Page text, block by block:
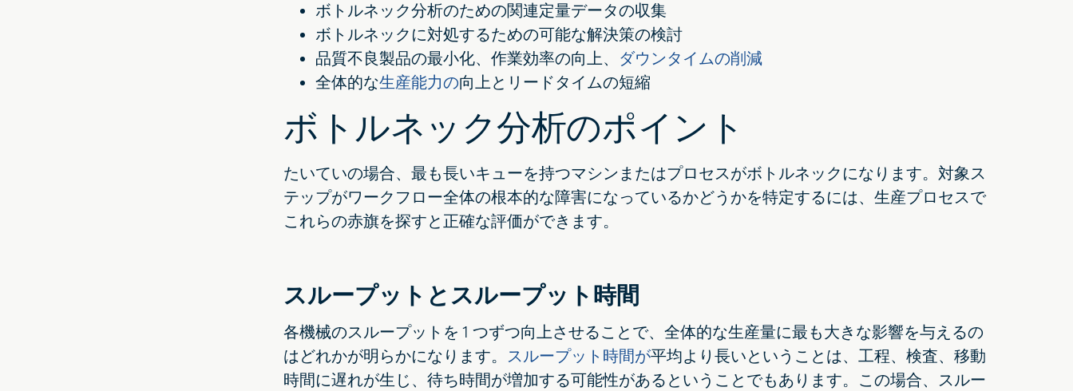
ボトルネック分析のための関連定量データの収集
ボトルネックに対処するための可能な解決策の検討
品質不良製品の最小化、作業効率の向上、 ダウンタイムの削減
全体的な生産能力の向上とリードタイムの短縮
ボトルネック分析のポイント
たいていの場合、最も長いキューを持つマシンまたはプロセスがボトルネックになります。対象ス
テップがワークフロー全体の根本的な障害になっているかどうかを特定するには、生産プロセスで
これらの赤旗を探すと正確な評価ができます。
スループットとスループット時間
各機械のスループットを 1 つずつ向上させることで、全体的な生産量に最も大きな影響を与えるの
はどれかが明らかになります。 スループット時間が平均より長いということは、工程、検査、移動
時間に遅れが生じ、待ち時間が増加する可能性があるということでもあります。この場合、スルー